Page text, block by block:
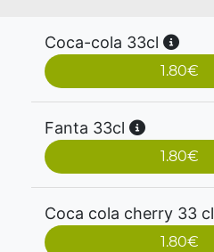
Coca-cola 33cl
1.80€
Fanta 33cl
1.80€
Coca cola cherry 33 cl
1.80€